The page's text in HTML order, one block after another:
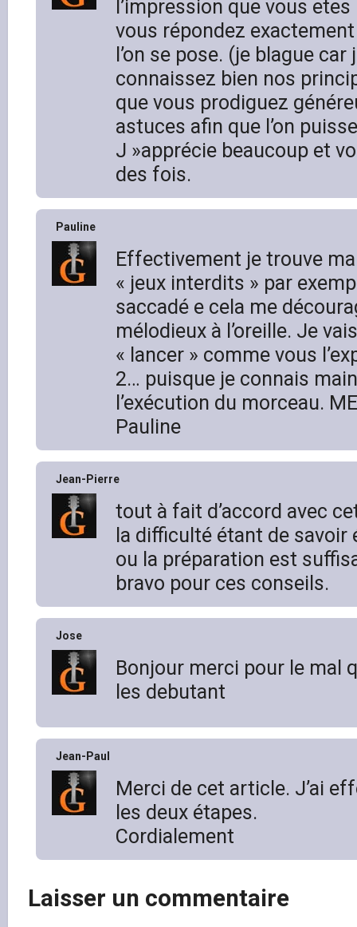
l’impression que vous
vous répondez
l’on se pose. (je blague
connaissez bien nos
que vous prodiguez
astuces afin que l’on
J »apprécie beaucoup et
des fois.
Pauline
Effectivement je trouve
« jeux interdits » par
saccadé e cela me
mélodieux à l’oreille. Je
« lancer » comme vous
2… puisque je connais
l’exécution du morceau.
Pauline
Jean-Pierre
tout à fait d’accord avec
la difficulté étant de savoir
ou la préparation est
bravo pour ces conseils.
Jose
Bonjour merci pour le mal
les debutant
Jean-Paul
Merci de cet article. J’ai
les deux étapes.
Cordialement
Laisser un commentaire